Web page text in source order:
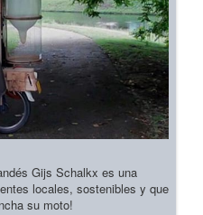
Gijs Schalkx es una
locales, sostenibles y que
su moto!